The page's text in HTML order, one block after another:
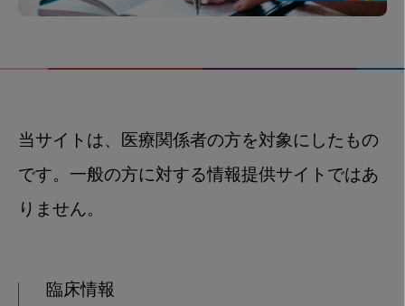
当サイトは、医療関係者の方を対象にしたもの
です。一般の方に対する情報提供サイトではあ
りません。
臨床情報